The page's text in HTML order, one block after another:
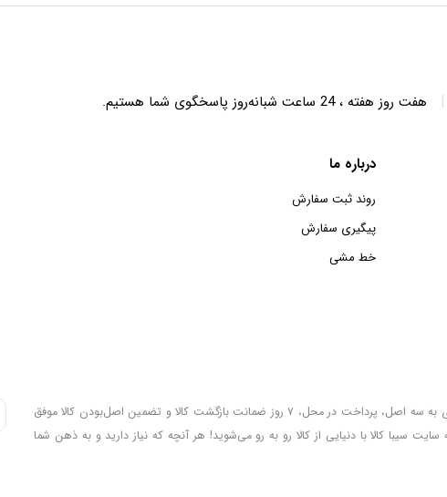
عرض 60 سانتی متر
عرض 70 سانتی متر
| هفت روز هفته ، 24 ساعت شبانه‌روز پاسخگوی شما هستیم.
درباره ما
روند ثبت سفارش
پیگیری سفارش
خط مشی
سیبا کالا به عنوان یکی از قدیمی‌ترین فروشگاه های عمده فروشی اینترنتی با بیش از یک دهه تجربه، با پایبندی به سه اصل، پرداخت در محل، ۷ روز ضمانت بازگشت کالا و تضمین اصل‌بودن کالا موفق
سیبا کالا با دنیایی از کالا رو به رو می‌شوید! هر آنچه که نیاز دارید و به ذهن شما